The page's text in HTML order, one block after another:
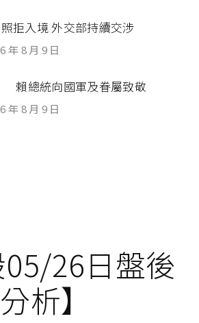
拒入境 外交部持續交涉
年 8 月 9 日
賴總統向國軍及眷屬致敬
年 8 月 9 日
05/26日盤後
分析】